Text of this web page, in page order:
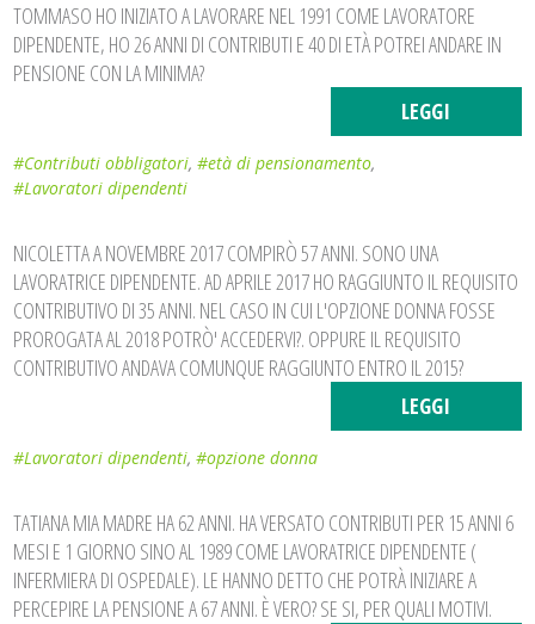
TOMMASO HO INIZIATO A LAVORARE NEL 1991 COME LAVORATORE
DIPENDENTE, HO 26 ANNI DI CONTRIBUTI E 40 DI ETÀ POTREI ANDARE IN
PENSIONE CON LA MINIMA?
LEGGI
#Contributi obbligatori,#età di pensionamento,
#Lavoratori dipendenti
NICOLETTA A NOVEMBRE 2017 COMPIRÒ 57 ANNI. SONO UNA
LAVORATRICE DIPENDENTE. AD APRILE 2017 HO RAGGIUNTO IL REQUISITO
CONTRIBUTIVO DI 35 ANNI. NEL CASO IN CUI L'OPZIONE DONNA FOSSE
PROROGATA AL 2018 POTRÒ' ACCEDERVI?. OPPURE IL REQUISITO
CONTRIBUTIVO ANDAVA COMUNQUE RAGGIUNTO ENTRO IL 2015?
LEGGI
#Lavoratori dipendenti,#opzione donna
TATIANA MIA MADRE HA 62 ANNI. HA VERSATO CONTRIBUTI PER 15 ANNI 6
MESI E 1 GIORNO SINO AL 1989 COME LAVORATRICE DIPENDENTE (
INFERMIERA DI OSPEDALE). LE HANNO DETTO CHE POTRÀ INIZIARE A
PERCEPIRE LA PENSIONE A 67 ANNI. È VERO? SE SI, PER QUALI MOTIVI.